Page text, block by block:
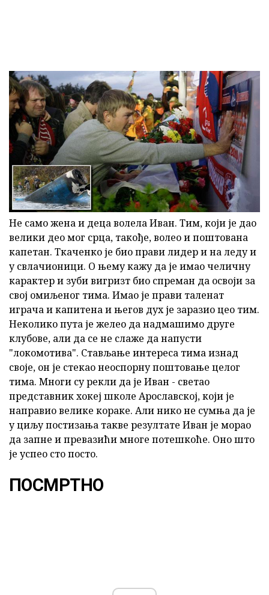
Не само жена и деца волела Иван. Тим, који је дао
велики део мог срца, такође, волео и поштована
капетан. Ткаченко је био прави лидер и на леду и
у свлачионици. О њему кажу да је имао челичну
карактер и зуби вигризт био спреман да освоји за
свој омиљеног тима. Имао је прави таленат
играча и капитена и његов дух је заразио цео тим.
Неколико пута је желео да надмашимо друге
клубове, али да се не слаже да напусти
"локомотива". Стављање интереса тима изнад
своје, он је стекао неоспорну поштовање целог
тима. Многи су рекли да је Иван - светао
представник хокеј школе Арославској, који је
направио велике кораке. Али нико не сумња да је
у циљу постизања такве резултате Иван је морао
да запне и превазићи многе потешкоће. Оно што
је успео сто посто.
ПОСМРТНО